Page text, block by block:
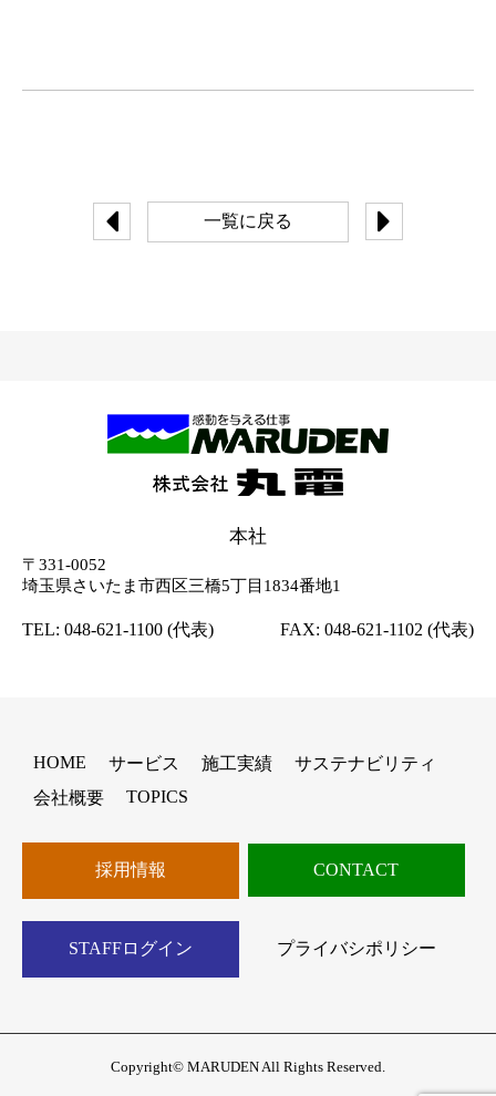
一覧に戻る
本社
〒331-0052
埼玉県さいたま市西区三橋5丁目1834番地1
TEL: 048-621-1100 (代表) FAX: 048-621-1102 (代表)
HOME サービス 施工実績
サステナビリティ
会社概要
TOPICS
採用情報 CONTACT
STAFFログイン プライバシポリシー
Copyright© MARUDEN All Rights Reserved.